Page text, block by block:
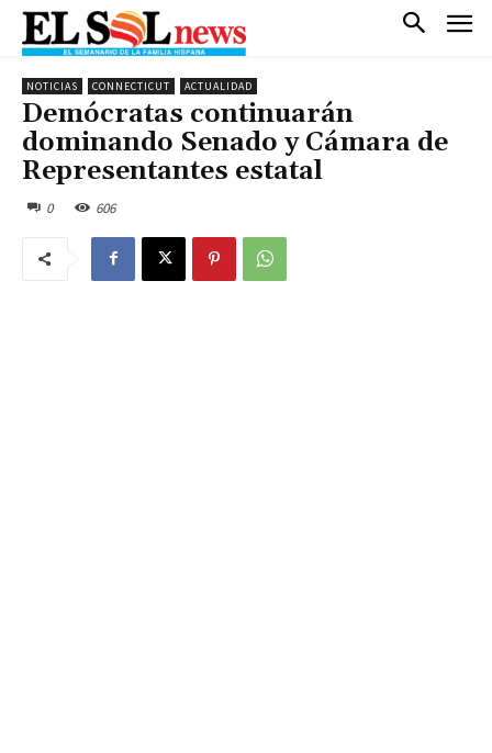
NOTICIAS CONNECTICUT ACTUALIDAD
Demócratas continuarán
dominando Senado y Cámara de
Representantes estatal
0 606